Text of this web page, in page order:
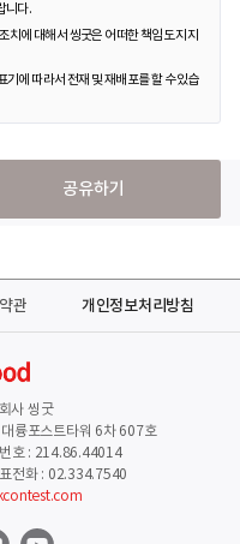
니다.
치에 대해서 씽굿은 어떠한 책임도 지지
에 따라서 전재 및 재배포를 할 수 있습
공유하기
관 개인정보처리방침
사 씽굿
륭포스트타워 6차 607호
호 : 214.86.44014
전화 : 02.334.7540